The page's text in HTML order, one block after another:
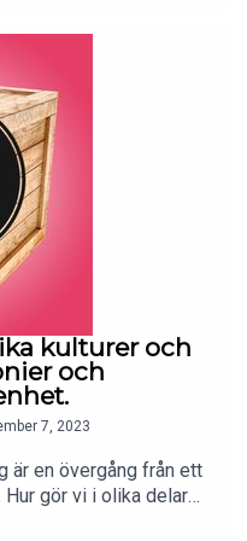
of Copenhagen.T
educator at the
Niklas
Högström Berntson
the Box
och Centrum
(Göteborgs
Folkuniversitetet.
kulturer och
och
7, 2023
är en övergång från ett
gör vi i olika delar
för denna stora